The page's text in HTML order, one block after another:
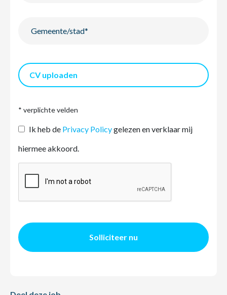
CV uploaden
* verplichte velden
Ik heb de Privacy Policygelezen en verklaar mij
hiermee akkoord.
Solliciteer nu